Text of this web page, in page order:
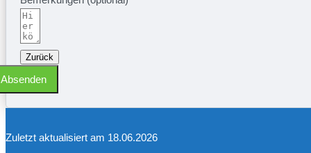
Zurück
Absenden
Zuletzt aktualisiert am 18.06.2026